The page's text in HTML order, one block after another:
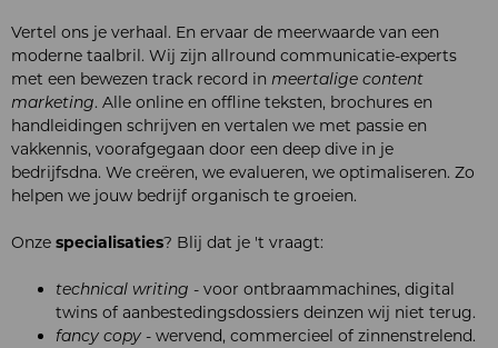
Vertel ons je verhaal. En ervaar de meerwaarde van een
moderne taalbril. Wij zijn allround communicatie-experts
met een bewezen track record in meertalige content
marketing. Alle online en offline teksten, brochures en
handleidingen schrijven en vertalen we met passie en
vakkennis, voorafgegaan door een deep dive in je
bedrijfsdna. We creëren, we evalueren, we optimaliseren. Zo
helpen we jouw bedrijf organisch te groeien.
Onze specialisaties? Blij dat je 't vraagt:
technical writing - voor ontbraammachines, digital
twins of aanbestedingsdossiers deinzen wij niet terug.
fancy copy - wervend, commercieel of zinnenstrelend.